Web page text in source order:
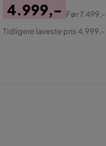
Pris
4.999,-
Original
Før7.499,-
Tidligere laveste pris 4.999,-